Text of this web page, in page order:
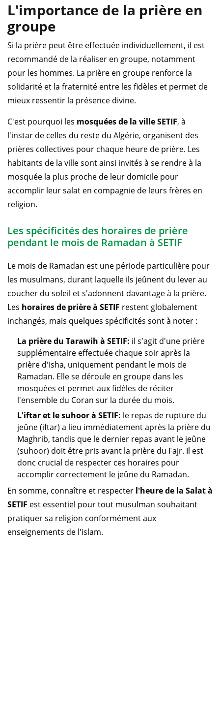
L'importance de la prière en
groupe
Si la prière peut être effectuée individuellement, il est
recommandé de la réaliser en groupe, notamment
pour les hommes. La prière en groupe renforce la
solidarité et la fraternité entre les fidèles et permet de
mieux ressentir la présence divine.
C'est pourquoi les mosquées de la ville SETIF, à
l'instar de celles du reste du Algérie, organisent des
prières collectives pour chaque heure de prière. Les
habitants de la ville sont ainsi invités à se rendre à la
mosquée la plus proche de leur domicile pour
accomplir leur salat en compagnie de leurs frères en
religion.
Les spécificités des horaires de prière
pendant le mois de Ramadan à SETIF
Le mois de Ramadan est une période particulière pour
les musulmans, durant laquelle ils jeûnent du lever au
coucher du soleil et s'adonnent davantage à la prière.
Les horaires de prière à SETIF restent globalement
inchangés, mais quelques spécificités sont à noter :
La prière du Tarawih à SETIF: il s'agit d'une prière
supplémentaire effectuée chaque soir après la
prière d'Isha, uniquement pendant le mois de
Ramadan. Elle se déroule en groupe dans les
mosquées et permet aux fidèles de réciter
l'ensemble du Coran sur la durée du mois.
L'iftar et le suhoor à SETIF: le repas de rupture du
jeûne (iftar) a lieu immédiatement après la prière du
Maghrib, tandis que le dernier repas avant le jeûne
(suhoor) doit être pris avant la prière du Fajr. Il est
donc crucial de respecter ces horaires pour
accomplir correctement le jeûne du Ramadan.
En somme, connaître et respecter l'heure de la Salat à
SETIF est essentiel pour tout musulman souhaitant
pratiquer sa religion conformément aux
enseignements de l'islam.